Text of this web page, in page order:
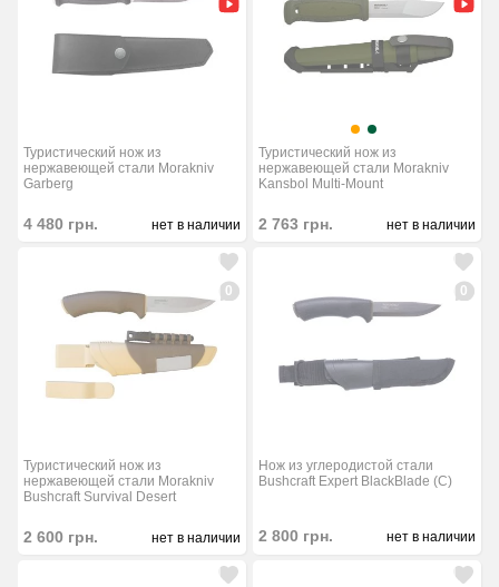
Туристический нож из
нержавеющей стали Morakniv
Garberg
4 480 грн. нет в наличии
Туристический нож из
нержавеющей стали Morakniv
Kansbol Multi-Mount
2 763 грн. нет в наличии
0
Туристический нож из
нержавеющей стали Morakniv
Bushcraft Survival Desert
2 600 грн. нет в наличии
0
Нож из углеродистой стали
Bushcraft Expert BlackBlade (C)
2 800 грн. нет в наличии